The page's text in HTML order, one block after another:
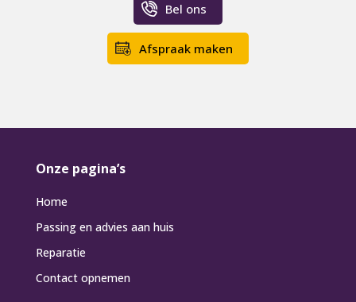
Bel ons
Afspraak maken
Onze pagina’s
Home
Passing en advies aan huis
Reparatie
Contact opnemen